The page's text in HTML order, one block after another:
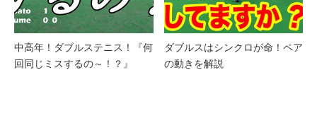
中高年！ダブルステニス！『何
回同じミスするの～！？』
ダブルスはシンクロが命！ペア
の動きを解説